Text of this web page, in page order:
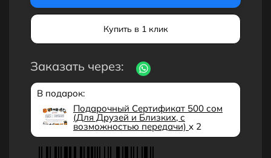
Купить в 1 клик
Заказать через:
В подарок:
Подарочный Сертификат 500 сом
(Для Друзей и Близких, с
возможностью передачи) x 2